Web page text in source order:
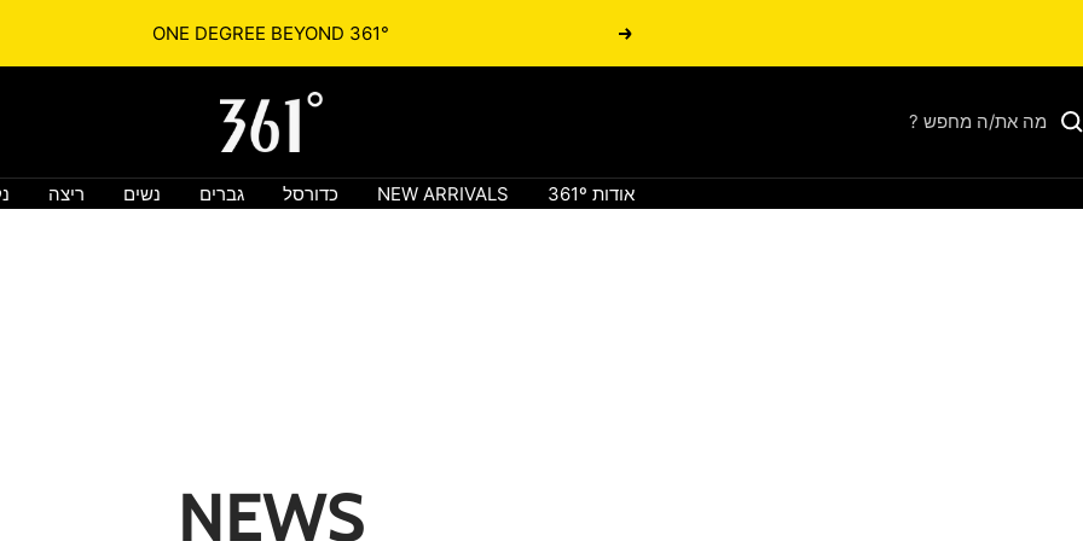
הקודם 361° ONE DEGREE BEYOND
361israel.co.il
אודות 361º NEW ARRIVALS כדורסל גברים נשים ריצה
NEWS